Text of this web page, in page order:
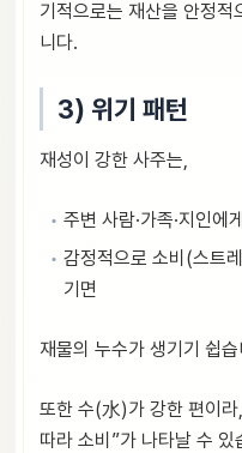
기적으로는 재산을 안정적
니다.
3) 위기 패턴
재성이 강한 사주는,
주변 사람·가족·지인에
감정적으로 소비(스트
기면
재물의 누수가 생기기 쉽습
또한 수(水)가 강한 편이
따라 소비”가 나타날 수